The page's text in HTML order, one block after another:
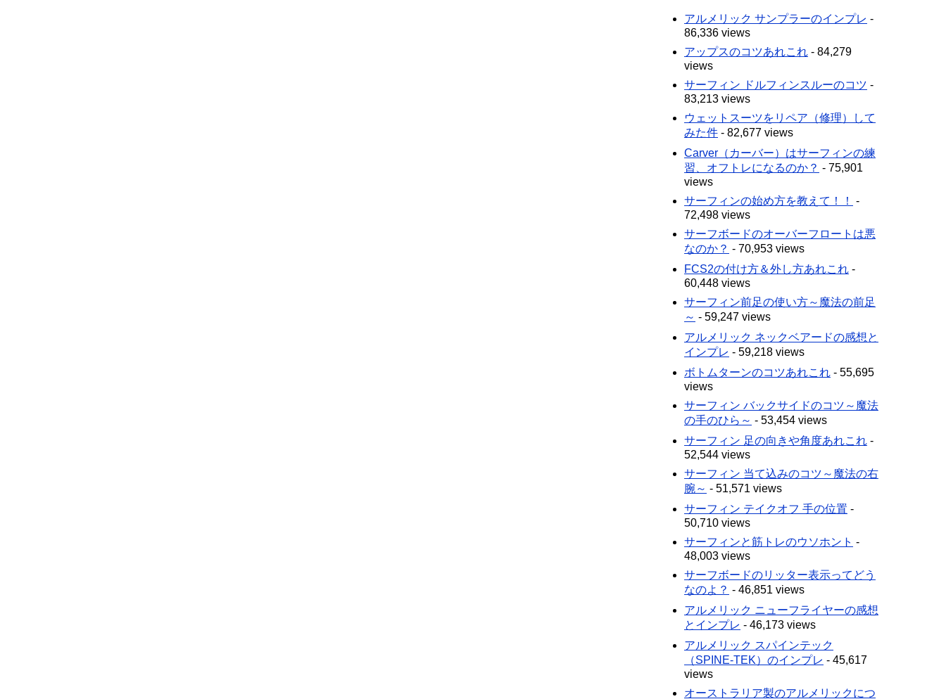
アルメリック サンプラーのインプレ -
86,336 views
アップスのコツあれこれ - 84,279
views
サーフィン ドルフィンスルーのコツ -
83,213 views
ウェットスーツをリペア（修理）して
みた件 - 82,677 views
Carver（カーバー）はサーフィンの練
習、オフトレになるのか？ - 75,901
views
サーフィンの始め方を教えて！！
-
72,498 views
サーフボードのオーバーフロートは悪
なのか？ - 70,953 views
FCS2の付け方＆外し方あれこれ -
60,448 views
サーフィン前足の使い方～魔法の前足
～ - 59,247 views
アルメリック ネックベアードの感想と
インプレ - 59,218 views
ボトムターンのコツあれこれ - 55,695
views
サーフィン バックサイドのコツ～魔法
の手のひら～ - 53,454 views
サーフィン 足の向きや角度あれこれ -
52,544 views
サーフィン 当て込みのコツ～魔法の右
腕～ - 51,571 views
サーフィン テイクオフ 手の位置 -
50,710 views
サーフィンと筋トレのウソホント -
48,003 views
サーフボードのリッター表示ってどう
なのよ？ - 46,851 views
アルメリック ニューフライヤーの感想
とインプレ - 46,173 views
アルメリック スパインテック
（SPINE-TEK）のインプレ - 45,617
views
オーストラリア製のアルメリックにつ